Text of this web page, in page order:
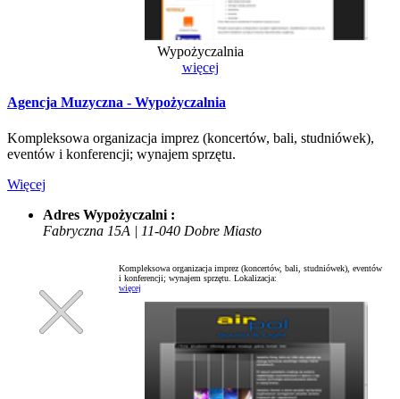
Wypożyczalnia
więcej
Agencja Muzyczna - Wypożyczalnia
Kompleksowa organizacja imprez (koncertów, bali, studniówek),
eventów i konferencji; wynajem sprzętu.
Więcej
Adres Wypożyczalni :
Fabryczna 15A | 11-040 Dobre Miasto
Kompleksowa organizacja imprez (koncertów, bali, studniówek), eventów
i konferencji; wynajem sprzętu. Lokalizacja:
więcej